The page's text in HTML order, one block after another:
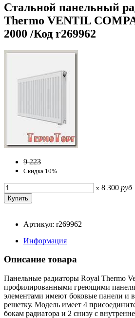
Стальной панельный
Thermo VENTIL
2000 /Код r269962
9 223
Скидка 10%
x 8 300 руб
Артикул: r269962
Информация
Описание товара
Панельные радиаторы Royal Thermo
профилированными греющими
элементами имеют боковые панели и
решетку. Модель имеет 4
бокам радиатора и 2 снизу с